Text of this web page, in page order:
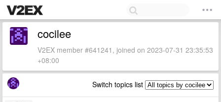
cocilee
V2EX member #641241, joined on 2023-07-31 23:35:53
+08:00
Switch topics list